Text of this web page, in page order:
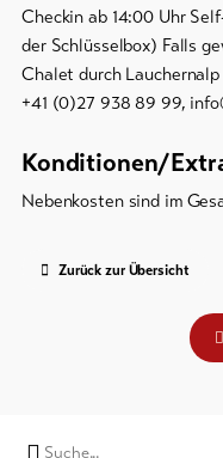
Checkin ab 14:00 Uhr
der Schlüsselbox) Falls
Chalet durch
+41 (0)27 938 89 99,
Konditionen/
Nebenkosten sind im
Zurück zur Übersicht